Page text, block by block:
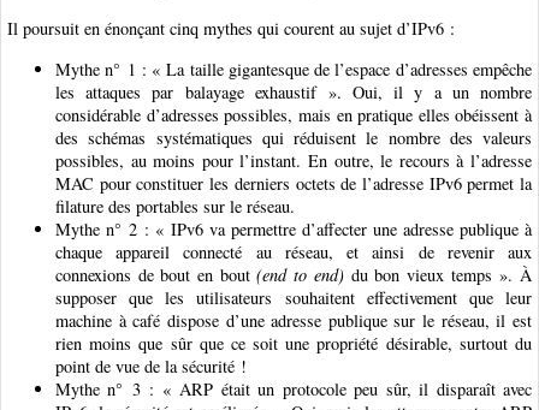
Il poursuit en énonçant cinq mythes qui courent au sujet d’IPv6 :
Mythe n° 1 : « La taille gigantesque de l’espace d’adresses empêche
les attaques par balayage exhaustif ». Oui, il y a un nombre
considérable d’adresses possibles, mais en pratique elles obéissent à
des schémas systématiques qui réduisent le nombre des valeurs
possibles, au moins pour l’instant. En outre, le recours à l’adresse
MAC pour constituer les derniers octets de l’adresse IPv6 permet la
filature des portables sur le réseau.
Mythe n° 2 : « IPv6 va permettre d’affecter une adresse publique à
chaque appareil connecté au réseau, et ainsi de revenir aux
connexions de bout en bout(end to end)du bon vieux temps ». À
supposer que les utilisateurs souhaitent effectivement que leur
machine à café dispose d’une adresse publique sur le réseau, il est
rien moins que sûr que ce soit une propriété désirable, surtout du
point de vue de la sécurité !
Mythe n° 3 : « ARP était un protocole peu sûr, il disparaît avec